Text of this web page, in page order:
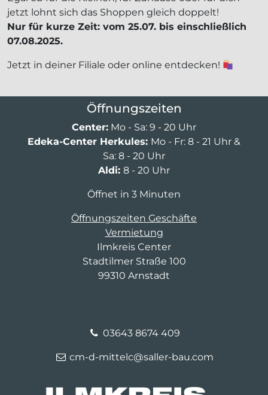
jetzt lohnt sich das Shoppen gleich doppelt!
Nur für kurze Zeit: vom 25.07. bis einschließlich
07.08.2025.
Jetzt in deiner Filiale oder online entdecken!
Öffnungszeiten
Center: Mo - Sa: 9 - 20 Uhr
Edeka-Center Herkules: Mo - Fr: 8 - 21 Uhr &
Sa: 8 - 20 Uhr
Aldi: 8 - 20 Uhr
Öffnet in 3 Minuten
Öffnungszeiten Geschäfte
Vermietung
Ilmkreis Center
Stadtilmer Straße 100
99310 Arnstadt
03643 8674 409
cm-d-mittelc@saller-bau.com